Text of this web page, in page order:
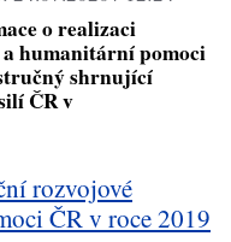
o realizaci
humanitární pomoci
shrnující
ČR v
rozvojové
ČR v roce 2019